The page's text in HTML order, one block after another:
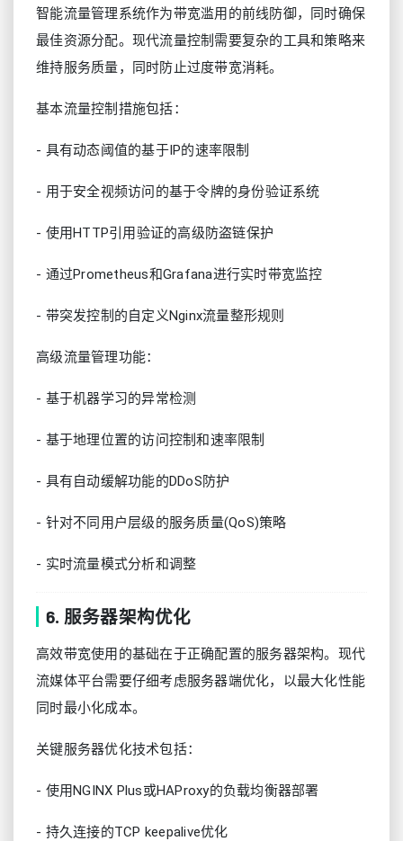
智能流量管理系统作为带宽滥用的前线防御，同时确保
最佳资源分配。现代流量控制需要复杂的工具和策略来
维持服务质量，同时防止过度带宽消耗。
基本流量控制措施包括：
- 具有动态阈值的基于IP的速率限制
- 用于安全视频访问的基于令牌的身份验证系统
- 使用HTTP引用验证的高级防盗链保护
- 通过Prometheus和Grafana进行实时带宽监控
- 带突发控制的自定义Nginx流量整形规则
高级流量管理功能：
- 基于机器学习的异常检测
- 基于地理位置的访问控制和速率限制
- 具有自动缓解功能的DDoS防护
- 针对不同用户层级的服务质量(QoS)策略
- 实时流量模式分析和调整
6. 服务器架构优化
高效带宽使用的基础在于正确配置的服务器架构。现代
流媒体平台需要仔细考虑服务器端优化，以最大化性能
同时最小化成本。
关键服务器优化技术包括：
- 使用NGINX Plus或HAProxy的负载均衡器部署
- 持久连接的TCP keepalive优化